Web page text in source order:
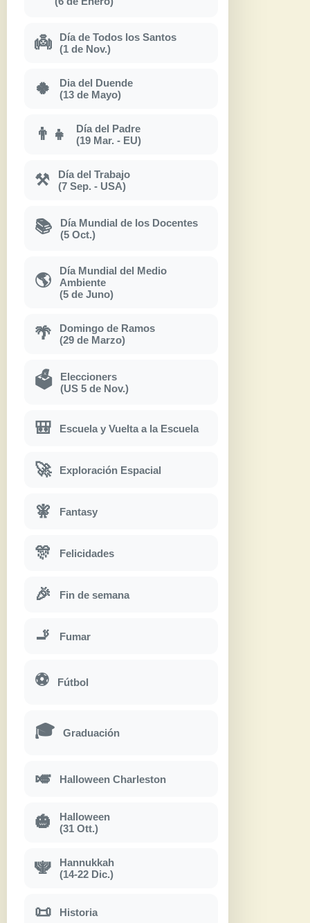
👼
Día de Todos los Santos
(1 de Nov.)
🍀
Dia del Duende
(13 de Mayo)
👨‍👧
Día del Padre
(19 Mar. - EU)
⚒
Día del Trabajo
(7 Sep. - USA)
📚
Día Mundial de los Docentes
(5 Oct.)
🌎
Día Mundial del Medio
Ambiente
(5 de Juno)
🌴
Domingo de Ramos
(29 de Marzo)
🗳
Eleccioners
(US 5 de Nov.)
🎒 Escuela y Vuelta a la Escuela
🚀 Exploración Espacial
🧚 Fantasy
🎊 Felicidades
🎉 Fin de semana
🚬 Fumar
⚽ Fútbol
🎓 Graduación
🎺 Halloween Charleston
🎃
Halloween
(31 Ott.)
🕎
Hannukkah
(14-22 Dic.)
📜 Historia